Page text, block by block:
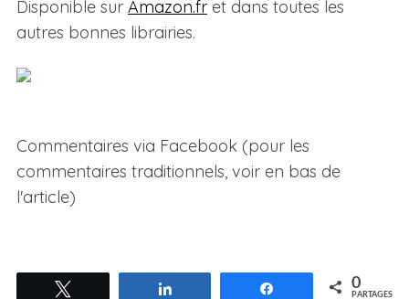
Disponible sur Amazon.fret dans toutes les
autres bonnes librairies.
Commentaires via Facebook (pour les
commentaires traditionnels, voir en bas de
l'article)
Partagez 0
PARTAGES